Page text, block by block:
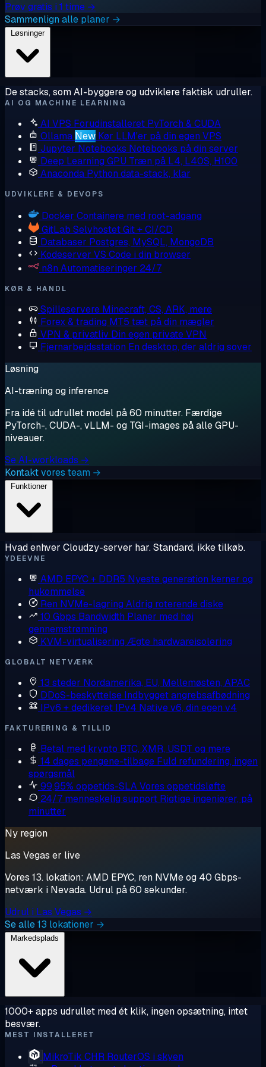
Prøv gratis i 1 time →
Sammenlign alle planer →
Løsninger
De stacks, som AI-byggere og udviklere faktisk udruller.
AI OG MACHINE LEARNING
AI VPS Forudinstalleret PyTorch & CUDA
Ollama New Kør LLM'er på din egen VPS
Jupyter Notebooks Notebooks på din server
Deep Learning GPU Træn på L4, L40S, H100
Anaconda Python data-stack, klar
UDVIKLERE & DEVOPS
Docker Containere med root-adgang
GitLab Selvhostet Git + CI/CD
Databaser Postgres, MySQL, MongoDB
Kodeserver VS Code i din browser
n8n Automatiseringer 24/7
KØR & HANDL
Spilleservere Minecraft, CS, ARK, mere
Forex & trading MT5 tæt på din mægler
VPN & privatliv Din egen private VPN
Fjernarbejdsstation En desktop, der aldrig sover
Løsning
AI-træning og inference
Fra idé til udrullet model på 60 minutter. Færdige
PyTorch-, CUDA-, vLLM- og TGI-images på alle GPU-
niveauer.
Se AI-workloads →
Kontakt vores team →
Funktioner
Hvad enhver Cloudzy-server har. Standard, ikke tilkøb.
YDEEVNE
AMD EPYC + DDR5 Nyeste generation kerner og
hukommelse
Ren NVMe-lagring Aldrig roterende diske
10 Gbps Bandwidth Planer med høj
gennemstrømning
KVM-virtualisering Ægte hardwareisolering
GLOBALT NETVÆRK
13 steder Nordamerika, EU, Mellemøsten, APAC
DDoS-beskyttelse Indbygget angrebsafbødning
IPv6 + dedikeret IPv4 Native v6, din egen v4
FAKTURERING & TILLID
Betal med krypto BTC, XMR, USDT og mere
14 dages pengene-tilbage Fuld refundering, ingen
spørgsmål
99,95% oppetids-SLAVores oppetidsløfte
24/7 menneskelig support Rigtige ingeniører, på
minutter
Ny region
Las Vegas er live
Vores 13. lokation: AMD EPYC, ren NVMe og 40 Gbps-
netværk i Nevada. Udrul på 60 sekunder.
Udrul i Las Vegas →
Se alle 13 lokationer →
1000+ apps udrullet med ét klik, ingen opsætning, intet
besvær.
MEST INSTALLERET
MikroTik CHR RouterOS i skyen